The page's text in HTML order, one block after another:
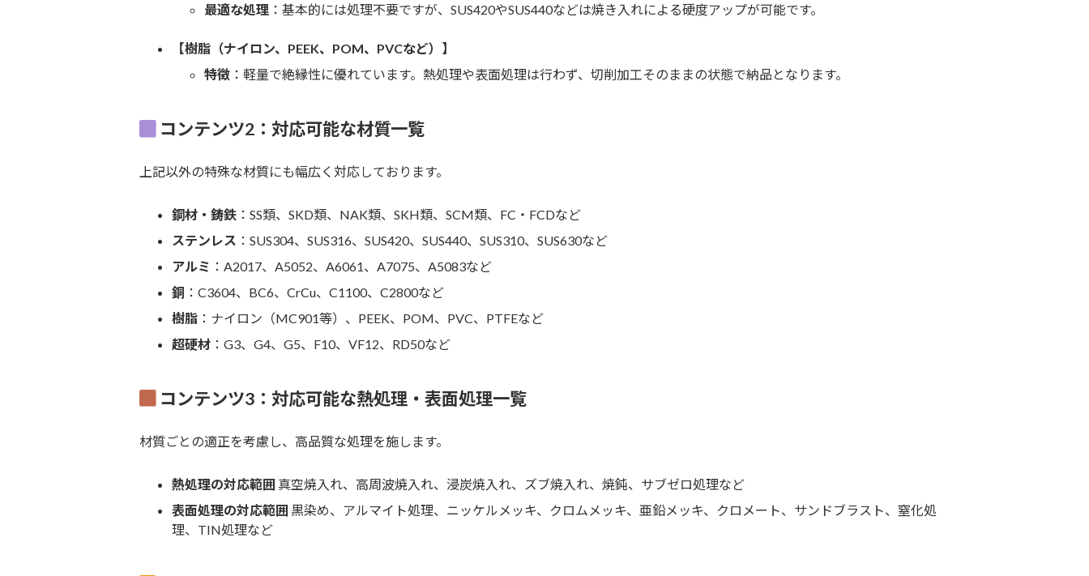
最適な処理 ：基本的には処理不要ですが、SUS420やSUS440などは焼き入れによる硬度アップが可能です。
【樹脂（ナイロン、PEEK、POM、PVCなど）】
特徴 ：軽量で絶縁性に優れています。熱処理や表面処理は行わず、切削加工そのままの状態で納品となります。
コンテンツ2：対応可能な材質一覧
上記以外の特殊な材質にも幅広く対応しております。
鋼材・鋳鉄 ：SS類、SKD類、NAK類、SKH類、SCM類、FC・FCDなど
ステンレス ：SUS304、SUS316、SUS420、SUS440、SUS310、SUS630など
アルミ ：A2017、A5052、A6061、A7075、A5083など
銅 ：C3604、BC6、CrCu、C1100、C2800など
樹脂 ：ナイロン（MC901等）、PEEK、POM、PVC、PTFEなど
超硬材 ：G3、G4、G5、F10、VF12、RD50など
コンテンツ3：対応可能な熱処理・表面処理一覧
材質ごとの適正を考慮し、高品質な処理を施します。
熱処理の対応範囲 真空焼入れ、高周波焼入れ、浸炭焼入れ、ズブ焼入れ、焼鈍、サブゼロ処理など
表面処理の対応範囲 黒染め、アルマイト処理、ニッケルメッキ、クロムメッキ、亜鉛メッキ、クロメート、サンドブラスト、窒化処
理、TIN処理など